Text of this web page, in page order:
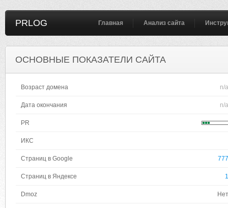
PRLOG Главная Анализ сайта
ОСНОВНЫЕ ПОКАЗАТЕЛИ САЙТА
Возраст домена n/a
Дата окончания n/a
PR
ИКС
Страниц в Google 777
Страниц в Яндексе 1
Dmoz Нет